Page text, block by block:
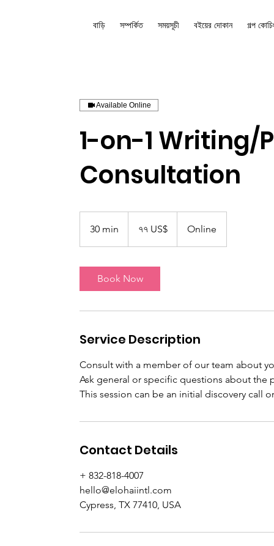
বাড়ি সম্পর্কিত সময়সূচী বইয়ের দোকান গল্প
Available Online
1-on-1 Writing/
Consultation
30 min
0
৭৭ US$ Online
Book Now
Service Description
Consult with a member of our team about
Ask general or specific questions about the
This session can be an initial discovery call
Contact Details
+ 832-818-4007
hello@elohaiintl.com
Cypress, TX 77410, USA